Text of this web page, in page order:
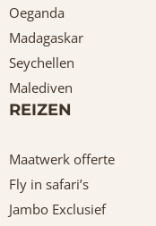
Oeganda
Madagaskar
Seychellen
Malediven
REIZEN
Maatwerk offerte
Fly in safari’s
Jambo Exclusief